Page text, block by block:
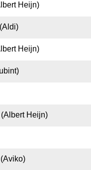
Heijn)
Heijn)
Heijn)